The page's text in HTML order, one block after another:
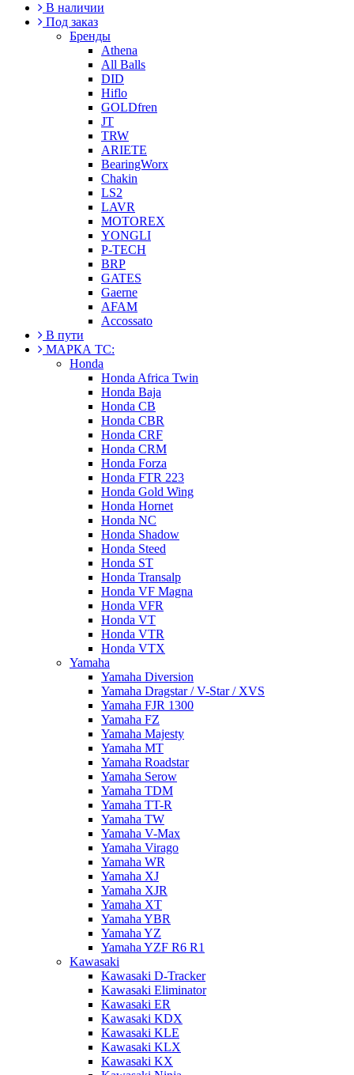
В наличии
Под заказ
Бренды
Athena
All Balls
DID
Hiflo
GOLDfren
JT
TRW
ARIETE
BearingWorx
Chakin
LS2
LAVR
MOTOREX
YONGLI
P-TECH
BRP
GATES
Gaerne
AFAM
Accossato
В пути
МАРКА ТС:
Honda
Honda Africa Twin
Honda Baja
Honda CB
Honda CBR
Honda CRF
Honda CRM
Honda Forza
Honda FTR 223
Honda Gold Wing
Honda Hornet
Honda NC
Honda Shadow
Honda Steed
Honda ST
Honda Transalp
Honda VF Magna
Honda VFR
Honda VT
Honda VTR
Honda VTX
Yamaha
Yamaha Diversion
Yamaha Dragstar / V-Star / XVS
Yamaha FJR 1300
Yamaha FZ
Yamaha Majesty
Yamaha MT
Yamaha Roadstar
Yamaha Serow
Yamaha TDM
Yamaha TT-R
Yamaha TW
Yamaha V-Max
Yamaha Virago
Yamaha WR
Yamaha XJ
Yamaha XJR
Yamaha XT
Yamaha YBR
Yamaha YZ
Yamaha YZF R6 R1
Kawasaki
Kawasaki D-Tracker
Kawasaki Eliminator
Kawasaki ER
Kawasaki KDX
Kawasaki KLE
Kawasaki KLX
Kawasaki KX